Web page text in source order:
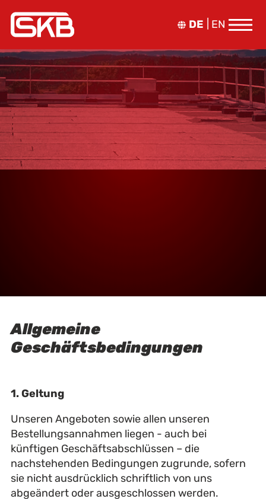
DE EN
Allgemeine
Geschäftsbedingungen
1. Geltung
Unseren Angeboten sowie allen unseren
Bestellungsannahmen liegen - auch bei
künftigen Geschäftsabschlüssen – die
nachstehenden Bedingungen zugrunde, sofern
sie nicht ausdrücklich schriftlich von uns
abgeändert oder ausgeschlossen werden.